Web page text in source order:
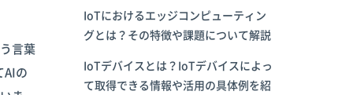
言葉
AIの
IoTにおけるエッジコンピューティン
グとは？その特徴や課題について解説
IoTデバイスとは？IoTデバイスによっ
て取得できる情報や活用の具体例を紹